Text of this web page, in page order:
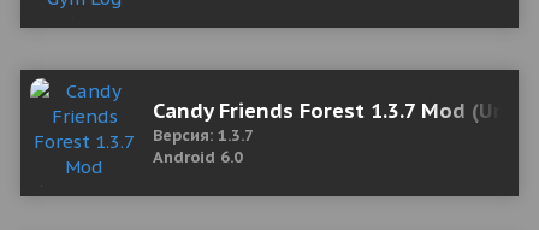
Candy Friends Forest 1.3.7 Mod
Версия: 1.3.7
Android 6.0